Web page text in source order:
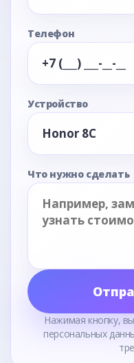
Телефон
Устройство
Что нужно сделать
Нажимая кнопку,
персональных